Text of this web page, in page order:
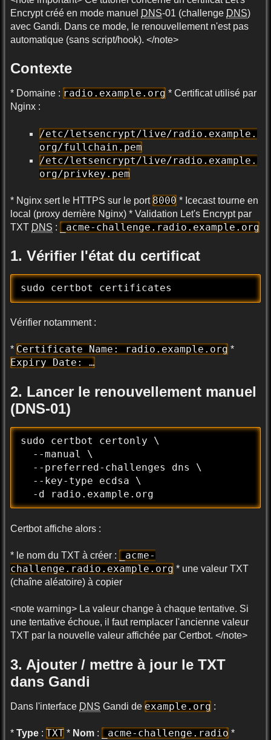
Encrypt créé en mode manuel DNS-01 (challenge DNS)
avec Gandi. Dans ce mode, le renouvellement n'est pas
automatique (sans script/hook). </note>
Contexte
* Domaine : radio.example.org * Certificat utilisé par
Nginx :
/etc/letsencrypt/live/radio.example.
org/fullchain.pem
/etc/letsencrypt/live/radio.example.
org/privkey.pem
* Nginx sert le HTTPS sur le port8000 * Icecast tourne en
local (proxy derrière Nginx) * Validation Let's Encrypt par
TXT DNS : _acme-challenge.radio.example.org
1. Vérifier l'état du certificat
sudo certbot certificates
Vérifier notamment :
* Certificate Name: radio.example.org *
Expiry Date: …
2. Lancer le renouvellement manuel
(DNS-01)
sudo certbot certonly \
  --manual \
  --preferred-challenges dns \
  --key-type ecdsa \
  -d radio.example.org
Certbot affiche alors :
* le nom du TXT à créer : _acme-
challenge.radio.example.org * une valeur TXT
(chaîne aléatoire) à copier
<note warning> La valeur change à chaque tentative. Si
une tentative échoue, il faut remplacer l'ancienne valeur
TXT par la nouvelle valeur affichée par Certbot. </note>
3. Ajouter / mettre à jour le TXT
dans Gandi
Dans l'interface DNS Gandi de example.org :
* Type : TXT * Nom : _acme-challenge.radio *